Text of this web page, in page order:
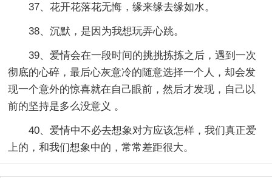
37、花开花落花无悔，缘来缘去缘如水。
38、沉默，是因为我想玩弄心跳。
39、爱情会在一段时间的挑挑拣拣之后，遇到一次
彻底的心碎，最后心灰意冷的随意选择一个人，却会发
现一个意外的惊喜就在自己眼前，然后才发现，自己以
前的坚持是多么没意义 。
40、爱情中不必去想象对方应该怎样，我们真正爱
上的，和我们想象中的，常常差距很大。